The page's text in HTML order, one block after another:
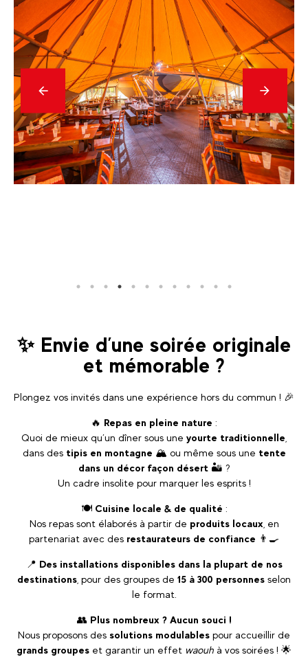
Précédent
En
savoir
plus
✨ Envie d’une soirée originale
et mémorable ?
Plongez vos invités dans une expérience hors du commun ! 🎉
🔥 Repas en pleine nature :
Quoi de mieux qu’un dîner sous une yourte traditionnelle
dans des tipis en montagne 🏔️ ou même sous une tente
dans un décor façon désert🏜️ ?
Un cadre insolite pour marquer les esprits !
🍽️ Cuisine locale & de qualité :
Nos repas sont élaborés à partir de produits locaux , en
partenariat avec des restaurateurs de confiance 👨‍🍳
📍 Des installations disponibles dans la plupart de nos
destinations , pour des groupes de 15 à 300 personnes selon
le format.
👥 Plus nombreux ? Aucun souci !
Nous proposons des solutions modulables pour accueillir de
grands groupes et garantir un effet waouh à vos soirées ! 🌟